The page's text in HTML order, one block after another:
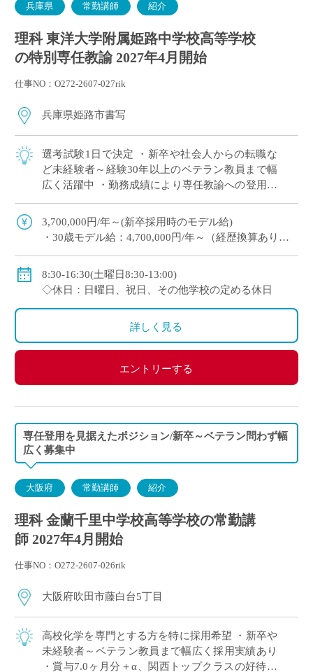
兵庫県 常勤講師 紹介
理科 東洋大学附属姫路中学校高等学校
の特別専任教諭 2027年4月開始
仕事NO：O272-2607-027rik
兵庫県姫路市書写
選考試験1日で決定 ・新卒や社会人からの転職な
ど未経験者～経験30年以上のベテラン教員まで幅
広く活躍中 ・勤務成績により専任教諭への登用あ
流にも注力 ※高校免許 […]
3,700,000円/年～(新卒採用時のモデル給)
・30歳モデル給：4,700,000円/年～（経歴換算あり）
※上記以外に補習手当、特殊業務手当、通勤手当、入
試手当、クラブ活動手当を支給
◇保険：私学共済、雇用保険、労災保険
8:30-16:30(土曜日8:30-13:00)
◇休日：日曜日、祝日、その他学校の定める休日
詳しく見る
エントリーする
専任登用を見据えたポジション/新卒～ベテラン問わず幅
広く募集中
大阪府 常勤講師 紹介
理科 金蘭千里中学校高等学校の常勤講
師 2027年4月開始
仕事NO：O272-2607-026rik
大阪府吹田市藤白台5丁目
高校化学を専門とする方を特に採用希望 ・新卒や
未経験者～ベテラン教員まで幅広く採用実績あり
・賞与7.0ヶ月分＋α、関西トップクラスの好待遇